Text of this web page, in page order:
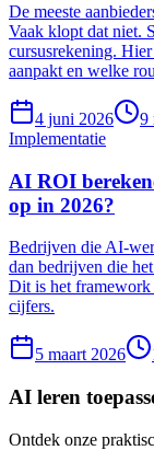
De meeste
Vaak klopt dat niet.
cursusrekening.
aanpakt en welke
4 juni 2026 9
Implementatie
AI ROI
op in 2026?
Bedrijven die AI-
dan bedrijven die
Dit is het
cijfers.
5 maart 2026
AI leren
Ontdek onze